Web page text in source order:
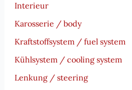
Interieur
Karosserie / body
Kraftstoffsystem / fuel system
Kühlsystem / cooling system
Lenkung / steering